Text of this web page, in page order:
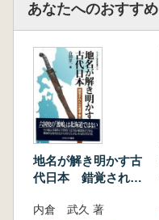
あなたへのおすすめ
地名が解き明かす古
代日本 錯覚された
内倉 武久 著